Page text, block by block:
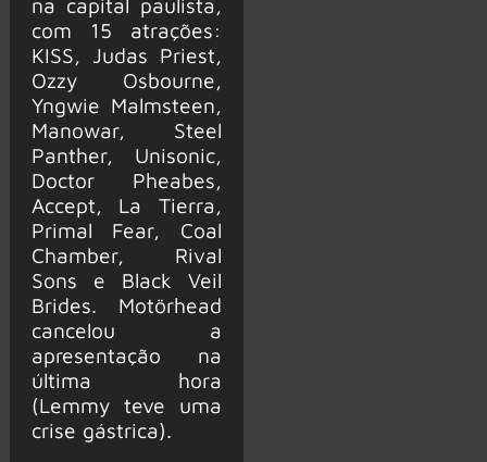
na capital paulista,
com 15 atrações:
KISS, Judas Priest,
Ozzy Osbourne,
Yngwie Malmsteen,
Manowar, Steel
Panther, Unisonic,
Doctor Pheabes,
Accept, La Tierra,
Primal Fear, Coal
Chamber, Rival
Sons e Black Veil
Brides. Motörhead
cancelou a
apresentação na
última hora
(Lemmy teve uma
crise gástrica).